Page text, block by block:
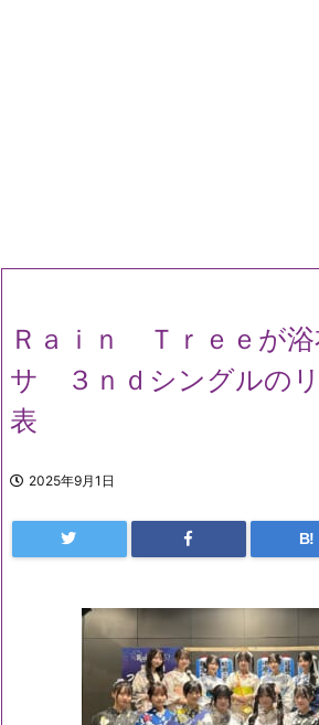
Ｒａｉｎ Ｔｒｅｅが
サ ３ｎｄシングルの
表
2025年9月1日
B!